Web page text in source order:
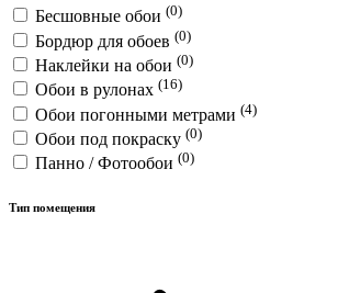
Бесшовные обои (0)
Бордюр для обоев (0)
Наклейки на обои (0)
Обои в рулонах (16)
Обои погонными метрами (4)
Обои под покраску (0)
Панно / Фотообои (0)
Тип помещения